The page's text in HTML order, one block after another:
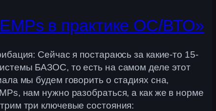
в практике ОС/ВТО»
Сейчас я постараюсь за какие-то 15-
БАЗОС, то есть на самом деле этот
мы будем говорить о стадиях сна,
нам нужно разобраться, а как же в норме
три ключевые состояния: